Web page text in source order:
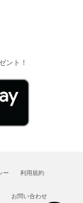
ント！
ー 利用規約
お問い合わせ